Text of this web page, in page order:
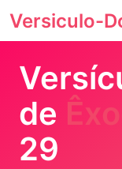
Versiculo-
de
29